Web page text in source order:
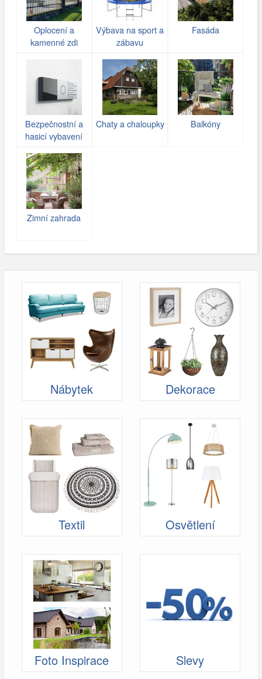
Oplocení a
kamenné zdi
Výbava na sport a
zábavu
Fasáda
Bezpečnostní a
hasicí vybavení
Chaty a chaloupky Balkóny
Zimní zahrada
Nábytek Dekorace
Textil Osvětlení
Foto Inspirace Slevy